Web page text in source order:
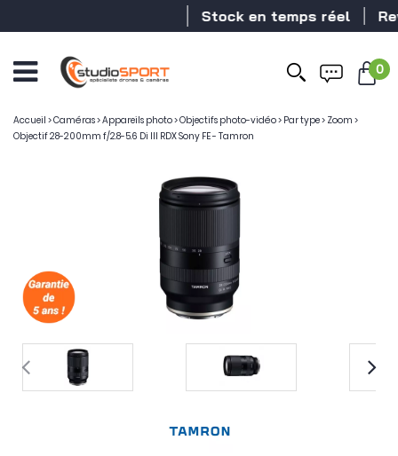
Stock en temps réel
0
Accueil >Caméras>Appareils photo>Objectifs photo-vidéo> Par type> Zoom >
Objectif 28-200mm f/2.8-5.6 Di III RDX Sony FE - Tamron